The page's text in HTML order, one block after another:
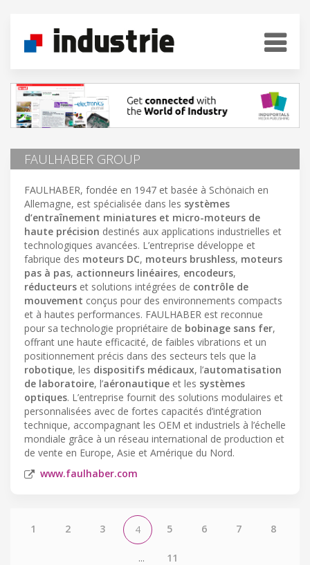
FAULHABER GROUP
FAULHABER, fondée en 1947 et basée à Schönaich en
Allemagne, est spécialisée dans les systèmes
d’entraînement miniatures et micro-moteurs de
haute précision destinés aux applications industrielles et
technologiques avancées. L’entreprise développe et
fabrique des moteurs DC, moteurs brushless, moteurs
pas à pas, actionneurs linéaires, encodeurs,
réducteurs et solutions intégrées de contrôle de
mouvement conçus pour des environnements compacts
et à hautes performances. FAULHABER est reconnue
pour sa technologie propriétaire de bobinage sans fer,
offrant une haute efficacité, de faibles vibrations et un
positionnement précis dans des secteurs tels que la
robotique, les dispositifs médicaux, l’automatisation
de laboratoire, l’aéronautique et les systèmes
optiques. L’entreprise fournit des solutions modulaires et
personnalisées avec de fortes capacités d’intégration
technique, accompagnant les OEM et industriels à l’échelle
mondiale grâce à un réseau international de production et
de vente en Europe, Asie et Amérique du Nord.
www.faulhaber.com
1 2 3 4 5 6 7 8
... 11